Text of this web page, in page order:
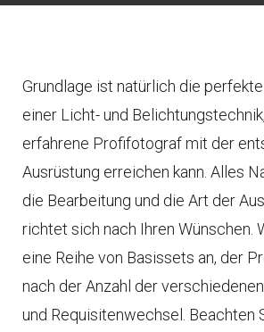
Grundlage ist natürlich die
einer Licht- und
erfahrene Profifotograf mit der
Ausrüstung erreichen kann. Alles
die Bearbeitung und die Art der
richtet sich nach Ihren Wünschen.
eine Reihe von Basissets an, der
nach der Anzahl der
und Requisitenwechsel. Beachten